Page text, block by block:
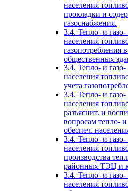
населения
прокладки и
газоснабжения.
3.4. Тепло- и
населения
газопотребления
общественных
3.4. Тепло- и
населения
учета
3.4. Тепло- и
населения
разъяснит. и
вопросам тепло-
обеспеч.
3.4. Тепло- и
населения
производства
районных ТЭЦ и
3.4. Тепло- и
населения